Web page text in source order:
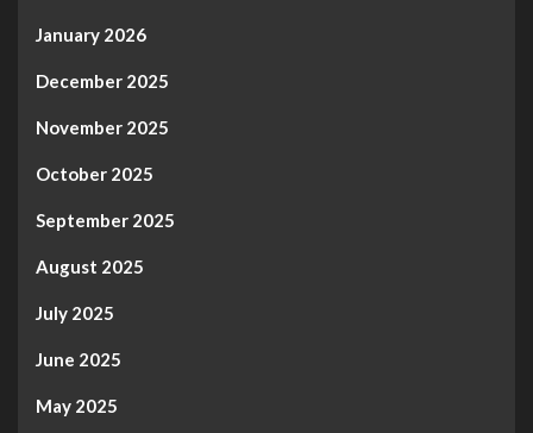
January 2026
December 2025
November 2025
October 2025
September 2025
August 2025
July 2025
June 2025
May 2025